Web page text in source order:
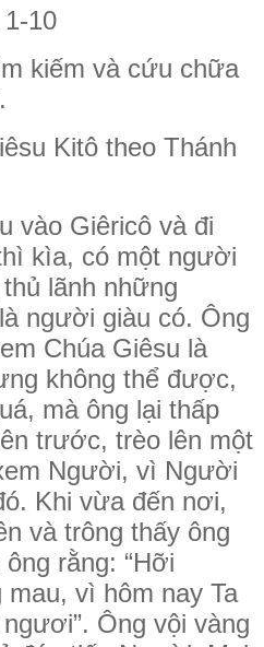
10
kiếm và cứu chữa
Kitô theo Thánh
vào Giêricô và đi
kìa, có một người
lãnh những
người giàu có. Ông
Chúa Giêsu là
không thể được,
mà ông lại thấp
trước, trèo lên một
Người, vì Người
Khi vừa đến nơi,
và trông thấy ông
rằng: “Hỡi
mau, vì hôm nay Ta
Ông vội vàng